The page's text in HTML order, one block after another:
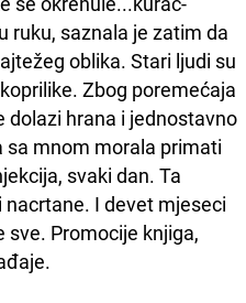
ruku, saznala je zatim da
oblika. Stari ljudi su
Zbog poremećaja
dolazi hrana i jednostavno
mnom morala primati
svaki dan. Ta
I devet mjeseci
sve. Promocije knjiga,